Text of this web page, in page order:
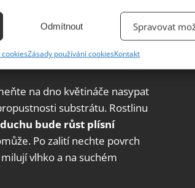
přenášených informací.
informací.
a zjišťování podvodů a
a zobrazování reklamy a obsahu,
ochrany osobních údajů.
Odmítnout Spravovat
Zásady používání cookiesKontakt
na dno květináče nasypat
substrátu. Rostlinu
bude růst plísní
Po zalití nechte povrch
vlhko a na suchém